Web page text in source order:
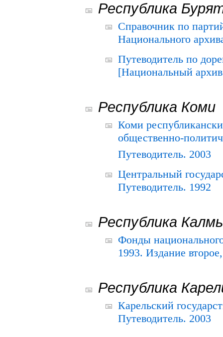
Республика
Справочник по
Национального
Путеводитель по
[Национальный
Республика Коми
Коми
общественно-
Путеводитель. 2003
Центральный
Путеводитель. 1992
Республика
Фонды
1993. Издание
Республика
Карельский
Путеводитель. 2003